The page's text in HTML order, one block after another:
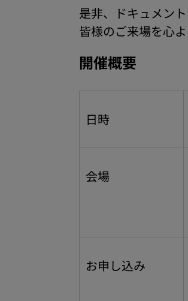
是非、ドキュメン
皆様のご来場を心
開催概要
日時
会場
お申し込み